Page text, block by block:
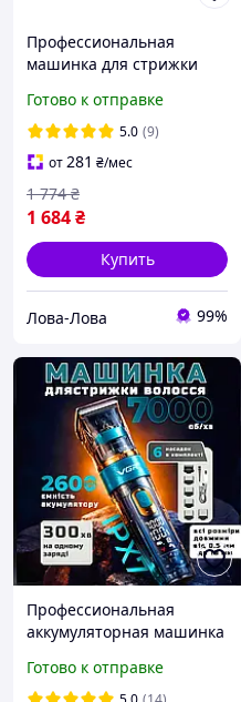
Профессиональная
машинка для стрижки
аккумуляторная,
керамические лезвия,
9000 об./минуту, LED
дисплей
Готово к отправке
5.0 (9)
от281 ₴/мес
1 684₴
1 774 ₴
Купить
Лова-Лова 99%
Профессиональная
аккумуляторная машинка
со сменными насадками
Готово к отправке